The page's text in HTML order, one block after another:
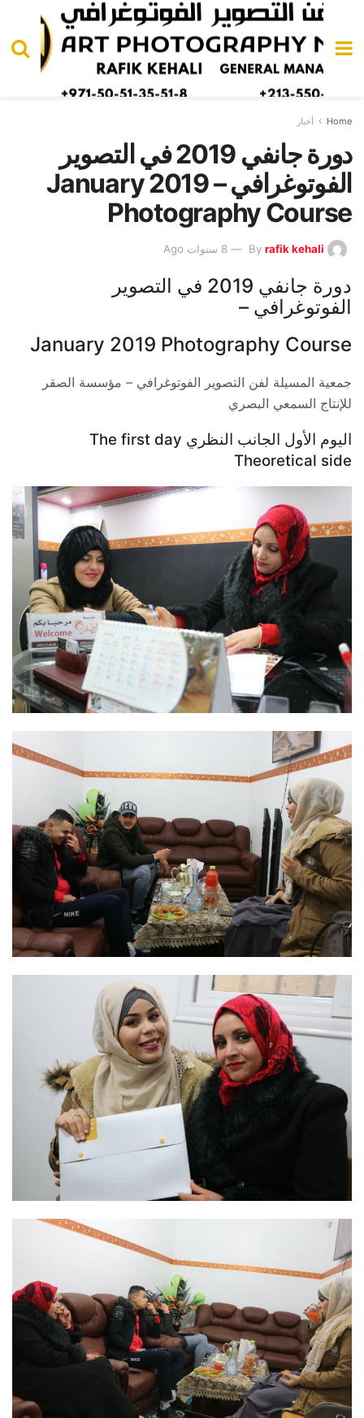
Home أخبار
دورة جانفي 2019 في التصوير
الفوتوغرافي – January 2019
Photography Course
By rafik kehali 8 سنوات Ago
دورة جانفي 2019 في التصوير
الفوتوغرافي –
January 2019 Photography Course
جمعية المسيلة لفن التصوير الفوتوغرافي – مؤسسة الصقر
للإنتاج السمعي البصري
اليوم الأول الجانب النظري The first day
Theoretical side